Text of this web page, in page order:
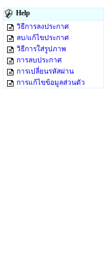
Help
วิธีการลงประกาศ
ลบ/แก้ไขประกาศ
วิธีการใส่รูปภาพ
การลบประกาศ
การเปลี่ยนรหัสผ่าน
การแก้ไขข้อมูลส่วนตัว